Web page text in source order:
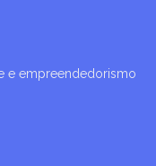
e empreendedorismo